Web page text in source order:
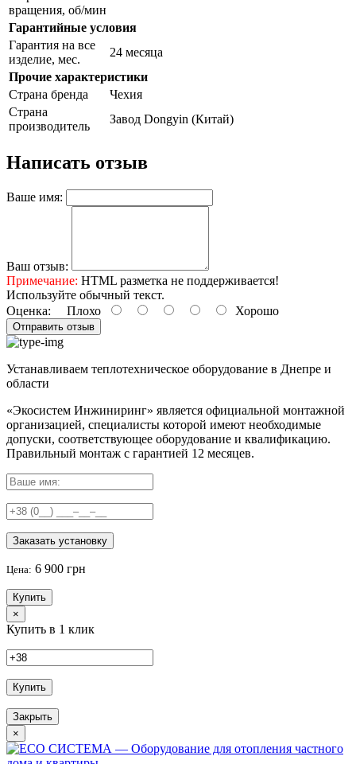
вращения, об/мин
Гарантийные условия
Гарантия на все
изделие, мес.
24 месяца
Прочие характеристики
Страна бренда
Чехия
Страна
производитель
Завод Dongyin (Китай)
Написать отзыв
Ваше имя:
Ваш отзыв:
Примечание: HTML разметка не поддерживается!
Используйте обычный текст.
Оценка: Плохо Хорошо
Отправить отзыв
Устанавливаем теплотехническое оборудование в Днепре и
области
«Экосистем Инжиниринг» является официальной монтажной
организацией, специалисты которой имеют необходимые
допуски, соответствующее оборудование и квалификацию.
Правильный монтаж с гарантией 12 месяцев.
Заказать установку
Цена: 6 900 грн
Купить
×
Купить в 1 клик
Купить
Закрыть
×